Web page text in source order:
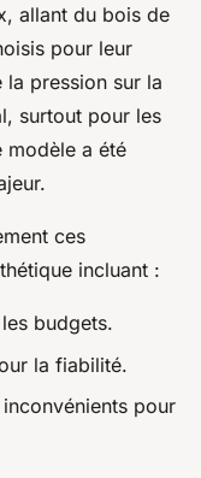
allant du bois de
pour leur
pression sur la
surtout pour les
modèle a été
ces
incluant :
budgets.
la fiabilité.
pour